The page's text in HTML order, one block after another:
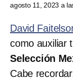
agosto 11, 2023 a
David
como auxiliar
Selección
Cabe